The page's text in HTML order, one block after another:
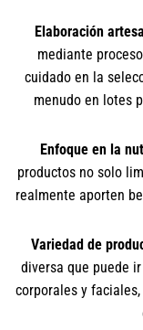
Elaboración
mediante
cuidado en la
menudo en lotes
Enfoque en la
productos no solo
realmente aporten
Variedad de
diversa que puede
corporales y